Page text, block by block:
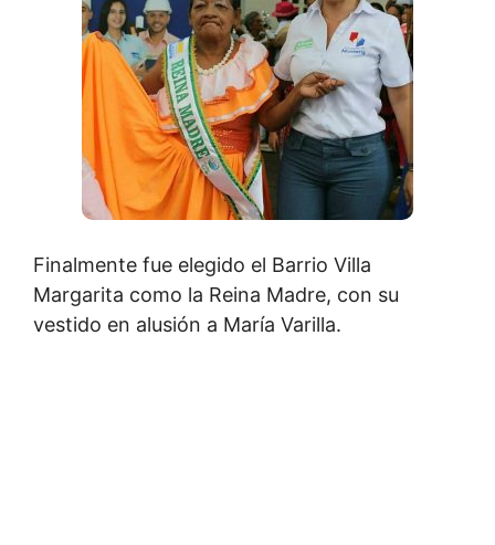
Finalmente fue elegido el Barrio Villa
Margarita como la Reina Madre, con su
vestido en alusión a María Varilla.